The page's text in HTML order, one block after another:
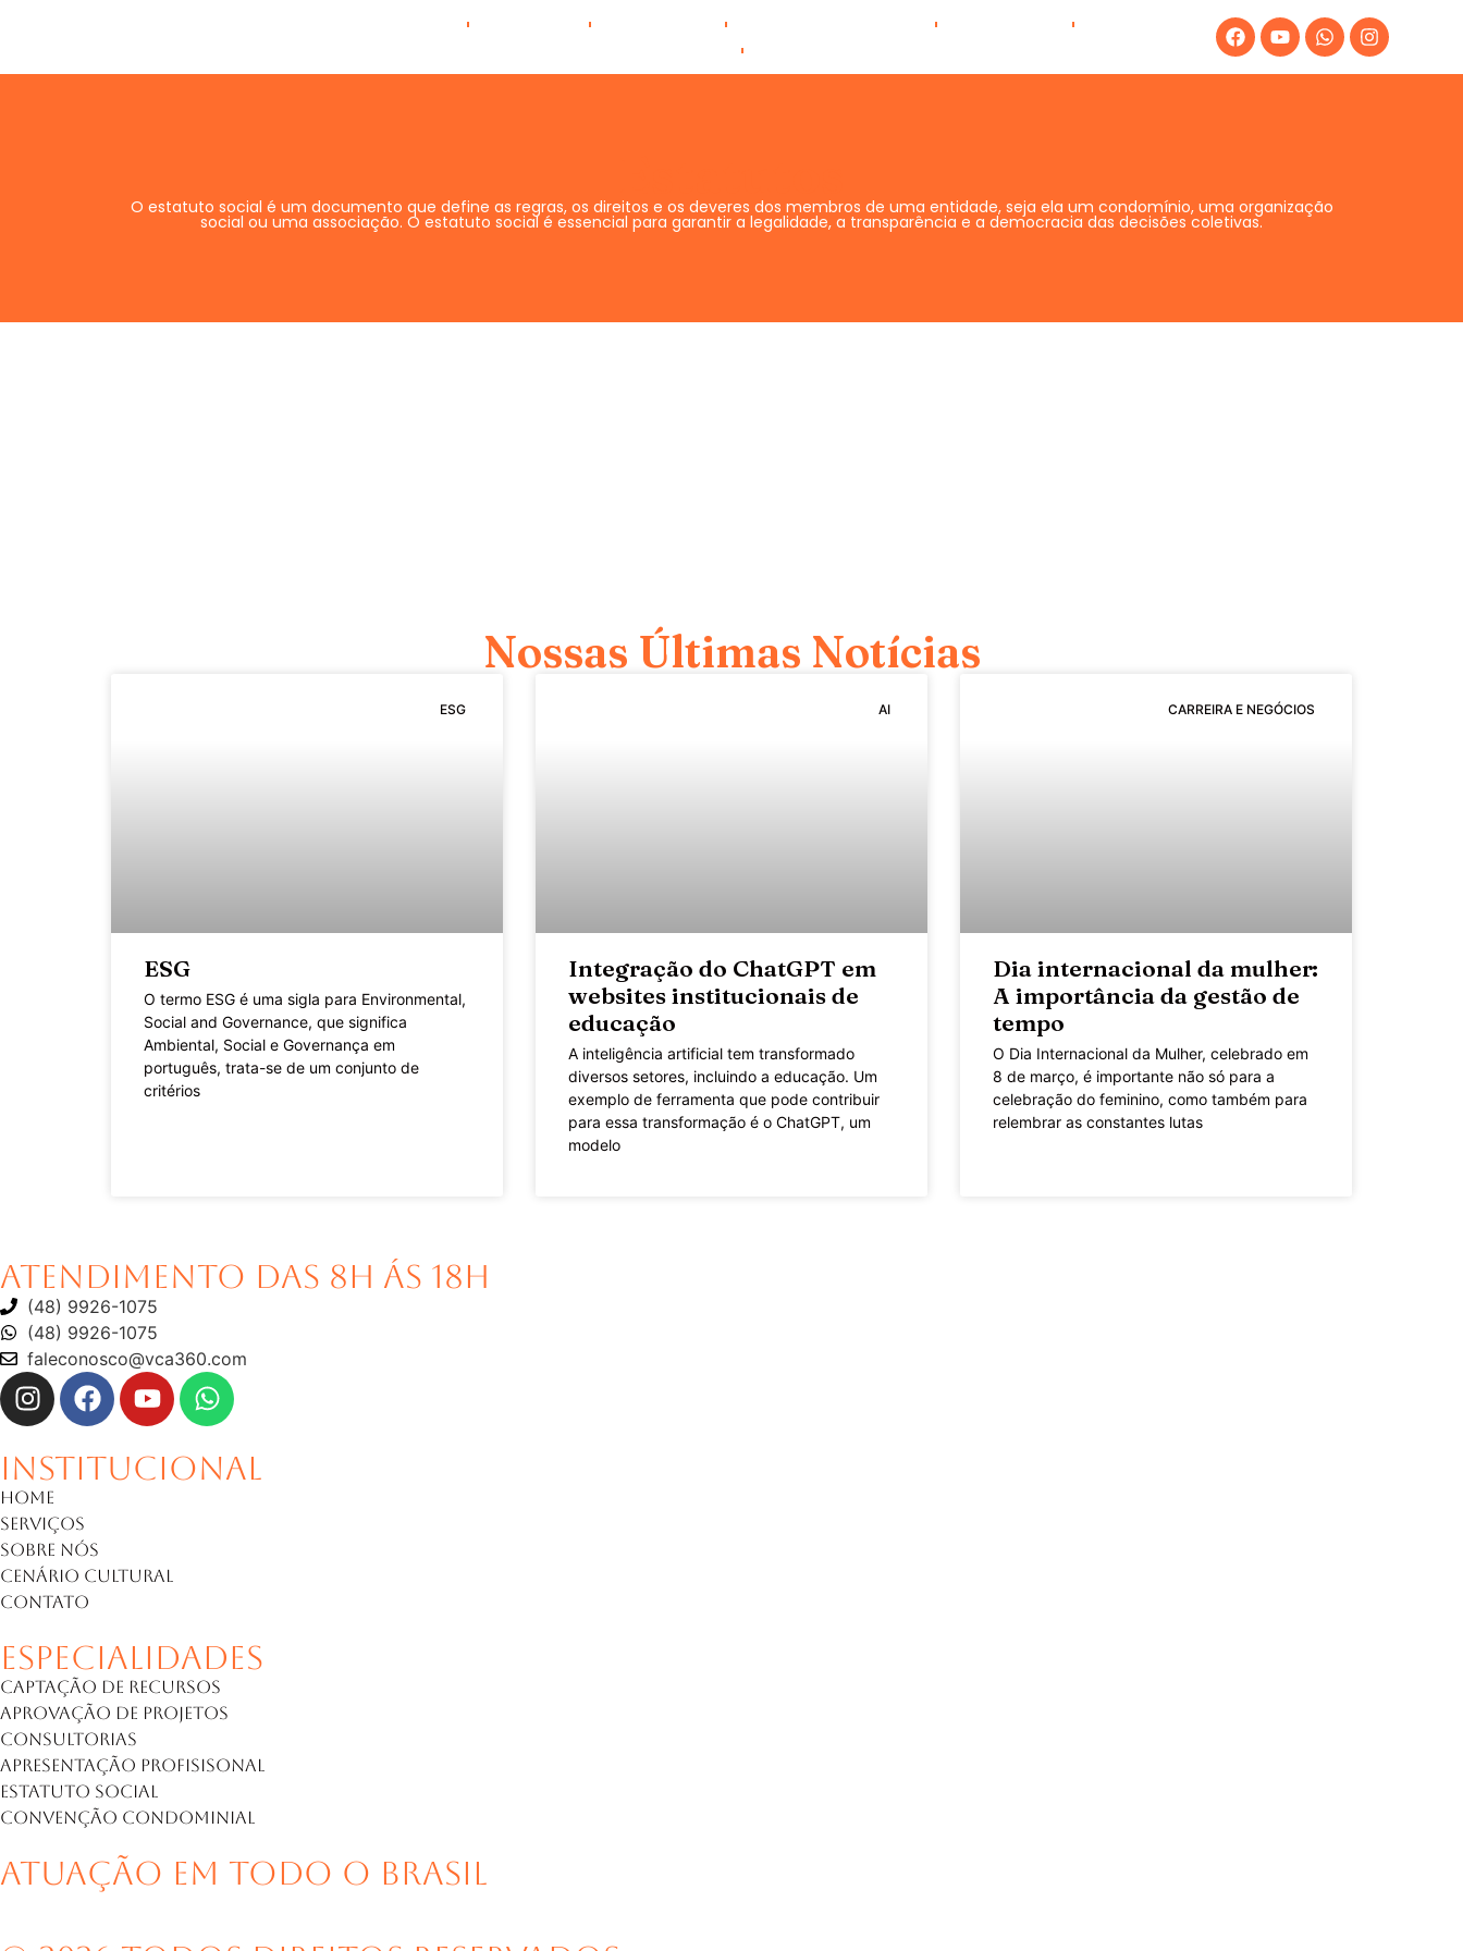
O estatuto social é um documento que define as regras, os direitos e os deveres dos membros de uma entidade, seja ela um condomínio, uma organização
social ou uma associação. O estatuto social é essencial para garantir a legalidade, a transparência e a democracia das decisões coletivas.
Nossas Últimas Notícias
ESG
ESG
O termo ESG é uma sigla para Environmental,
Social and Governance, que significa
Ambiental, Social e Governança em
português, trata-se de um conjunto de
critérios
AI
Integração do ChatGPT em
websites institucionais de
educação
A inteligência artificial tem transformado
diversos setores, incluindo a educação. Um
exemplo de ferramenta que pode contribuir
para essa transformação é o ChatGPT, um
modelo
CARREIRA E NEGÓCIOS
Dia internacional da mulher:
A importância da gestão de
tempo
O Dia Internacional da Mulher, celebrado em
8 de março, é importante não só para a
celebração do feminino, como também para
relembrar as constantes lutas
Atendimento das 8H ás 18H
(48) 9926-1075
(48) 9926-1075
faleconosco@vca360.com
Institucional
Home
Serviços
Sobre Nós
Cenário Cultural
Contato
Especialidades
Captação de Recursos
Aprovação de Projetos
Consultorias
Apresentação Profisisonal
Estatuto Social
Convenção Condominial
Atuação em Todo o Brasil